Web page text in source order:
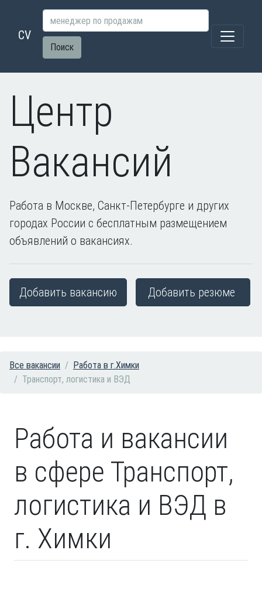
CV
Поиск
Центр
Вакансий
Работа в Москве, Санкт-Петербурге и других
городах России с бесплатным размещением
объявлений о вакансиях.
Добавить вакансию Добавить резюме
Все вакансии
Работа в г.Химки
Транспорт, логистика и ВЭД
Работа и вакансии
в сфере Транспорт,
логистика и ВЭД в
г. Химки